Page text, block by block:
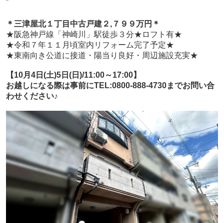
＊三津屋北１丁目中古戸建２ ,７９９万円 ＊
★阪急神戸線「神崎川」駅徒歩３分★ロフト有★
★令和７年１１月頃室内リフォーム完了予定★
★東南向き公道に接道・陽当り良好・周辺施設充実★
【10月4日(土)5日(日)/11:00～17:00】
お越しになる際は事前にTEL:0800-888-4730までお問い合
わせください♪